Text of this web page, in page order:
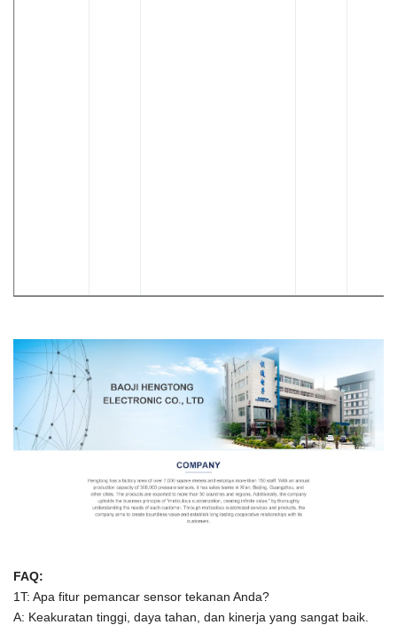
FAQ:
1T: Apa fitur pemancar sensor tekanan Anda?
A: Keakuratan tinggi, daya tahan, dan kinerja yang sangat baik.